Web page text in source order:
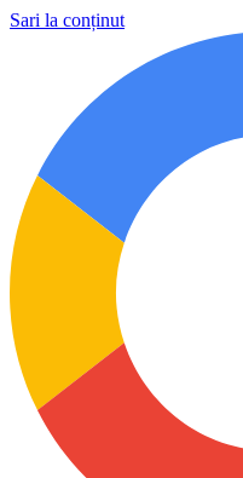
Sari la conținut